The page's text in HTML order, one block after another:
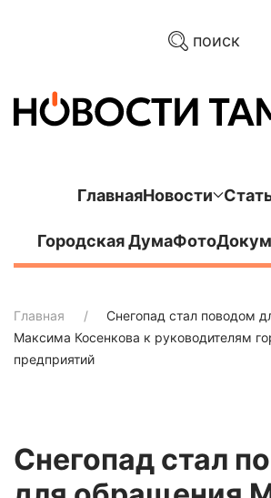
поиск
ГлавнаяНовости
Городская ДумаФото
Главная
Снегопад стал поводом
Максима Косенкова к руководителям
предприятий
Снегопад стал